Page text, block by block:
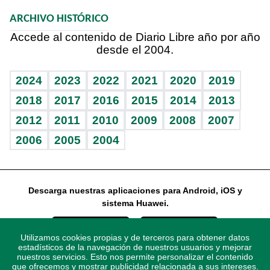
Vida y familia
Eñe
Celebrando la vida
Sin complejos
En pocas palabras
Escuchando al corazón
Economía Personal
Consulta Libre
BRV
TBT Deportivo
Más firmas
Hecho en casa
Guía del dinero
Cumpleaños
Horóscopos
ARCHIVO HISTÓRICO
Accede al contenido de Diario Libre año por año
desde el 2004.
2024 2023 2022 2021 2020
2019
2018
2017 2016 2015 2014
2013
2012
2011 2010 2009 2008
2007
2006
2005 2004
Descarga nuestras aplicaciones para Android, iOS y
sistema Huawei.
Utilizamos cookies propias y de terceros para obtener datos
estadísticos de la navegación de nuestros usuarios y mejorar
nuestros servicios. Esto nos permite personalizar el contenido
que ofrecemos y mostrar publicidad relacionada a sus intereses.